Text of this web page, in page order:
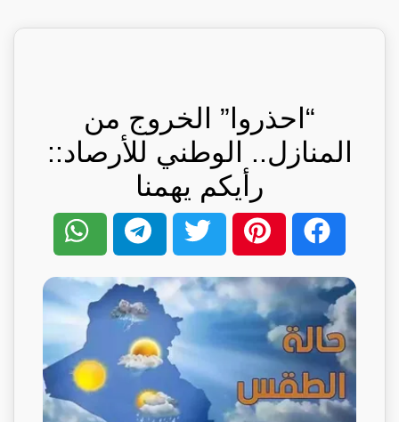
“احذروا” الخروج من
المنازل.. الوطني للأرصاد::
رأيكم يهمنا